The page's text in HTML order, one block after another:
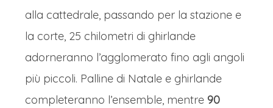
alla cattedrale, passando per la stazione e
la corte, 25 chilometri di ghirlande
adorneranno l’agglomerato fino agli angoli
più piccoli. Palline di Natale e ghirlande
completeranno l’ensemble, mentre 90